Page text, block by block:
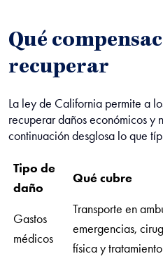
Qué
recuperar
La ley de California permite a
recuperar daños económicos y
continuación desglosa lo que
Tipo de
daño
Qué cubre
Gastos
médicos
Transporte en
emergencias,
física y